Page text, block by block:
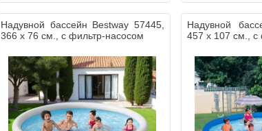
Надувной бассейн Bestway 57445,
366 х 76 см., с фильтр-насосом
Надувной
457 х 107 см., с